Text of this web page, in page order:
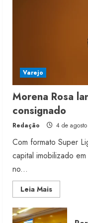
Varejo
Morena Rosa
consignado
Redação 4 de
Com formato Super
capital imobilizado
no...
Leia MaisRead
more
Morena
Rosa